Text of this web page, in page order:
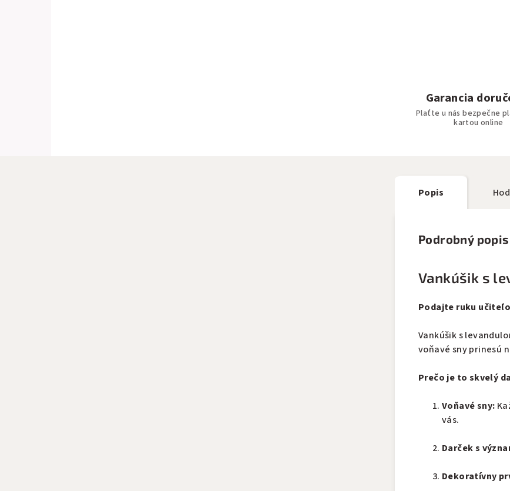
Garancia
Plaťte u nás bezpečne
kartou online
Popis
Podrobný popis
Vankúšik s
Podajte ruku
Vankúšik s
voňavé sny prinesú
Prečo je to skvelý
Voňavé sny:
vás.
Darček s
Dekoratívny